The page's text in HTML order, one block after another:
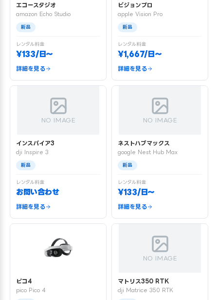
エコースタジオ
amazon Echo Studio
新品
レンタル料金
¥133/日〜
詳細を見る
ビジョンプロ
apple Vision Pro
新品
レンタル料金
¥1,667/日〜
詳細を見る
NO IMAGE
インスパイア3
dji Inspire 3
新品
レンタル料金
お問い合わせ
詳細を見る
NO IMAGE
ネストハブマックス
google Nest Hub Max
新品
レンタル料金
¥133/日〜
詳細を見る
ピコ4
pico Pico 4
NO IMAGE
マトリス350 RTK
dji Matrice 350 RTK